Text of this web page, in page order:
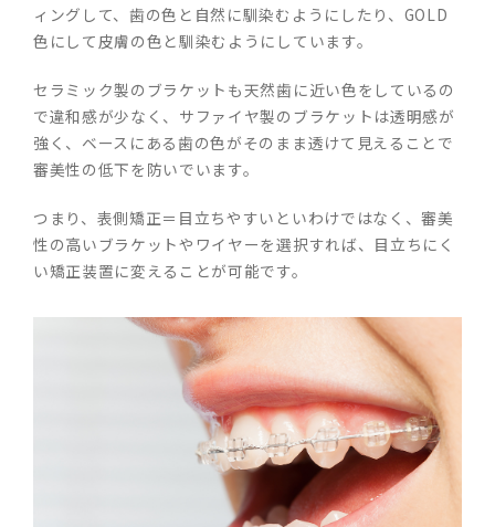
ィングして、歯の色と自然に馴染むようにしたり、GOLD
色にして皮膚の色と馴染むようにしています。
セラミック製のブラケットも天然歯に近い色をしているの
で違和感が少なく、サファイヤ製のブラケットは透明感が
強く、ベースにある歯の色がそのまま透けて見えることで
審美性の低下を防いでいます。
つまり、表側矯正＝目立ちやすいといわけではなく、審美
性の高いブラケットやワイヤーを選択すれば、目立ちにく
い矯正装置に変えることが可能です。